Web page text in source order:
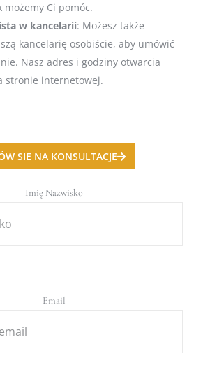
możemy Ci pomóc.
w kancelarii: Możesz także
kancelarię osobiście, aby umówić
Nasz adres i godziny otwarcia
stronie internetowej.
SIE NA KONSULTACJE
Imię Nazwisko
Email